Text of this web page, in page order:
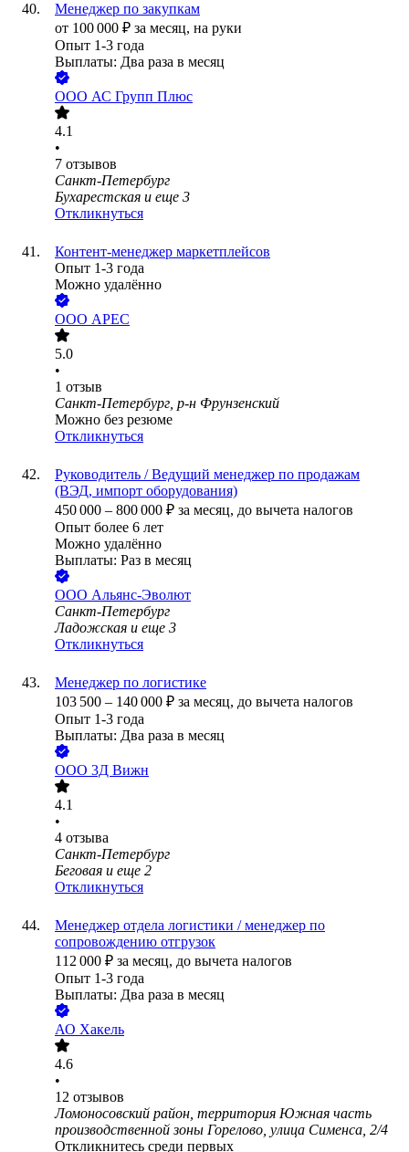
Менеджер по закупкам
от 100 000 ₽ за месяц, на руки
Опыт 1-3 года
Выплаты: Два раза в месяц
ООО АС Групп Плюс
4.1
•
7 отзывов
Санкт-Петербург
Бухарестская и еще 3
Откликнуться
Контент-менеджер маркетплейсов
Опыт 1-3 года
Можно удалённо
ООО АРЕС
5.0
•
1 отзыв
Санкт-Петербург, р-н Фрунзенский
Можно без резюме
Откликнуться
Руководитель / Ведущий менеджер по продажам
(ВЭД, импорт оборудования)
450 000 – 800 000 ₽ за месяц, до вычета налогов
Опыт более 6 лет
Можно удалённо
Выплаты: Раз в месяц
ООО Альянс-Эволют
Санкт-Петербург
Ладожская и еще 3
Откликнуться
Менеджер по логистике
103 500 – 140 000 ₽ за месяц, до вычета налогов
Опыт 1-3 года
Выплаты: Два раза в месяц
ООО 3Д Вижн
4.1
•
4 отзыва
Санкт-Петербург
Беговая и еще 2
Откликнуться
Менеджер отдела логистики / менеджер по
сопровождению отгрузок
112 000 ₽ за месяц, до вычета налогов
Опыт 1-3 года
Выплаты: Два раза в месяц
АО Хакель
4.6
•
12 отзывов
Ломоносовский район, территория Южная часть
производственной зоны Горелово, улица Сименса, 2/4
Откликнитесь среди первых